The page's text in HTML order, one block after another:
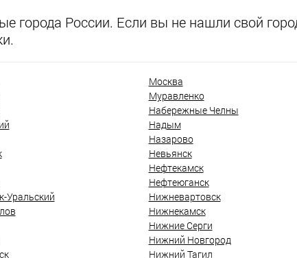
города России. Если вы не нашли свой
Уральский
Москва
Муравленко
Набережные Челны
Надым
Назарово
Невьянск
Нефтекамск
Нефтеюганск
Нижневартовск
Нижнекамск
Нижние Серги
Нижний Новгород
Нижний Тагил